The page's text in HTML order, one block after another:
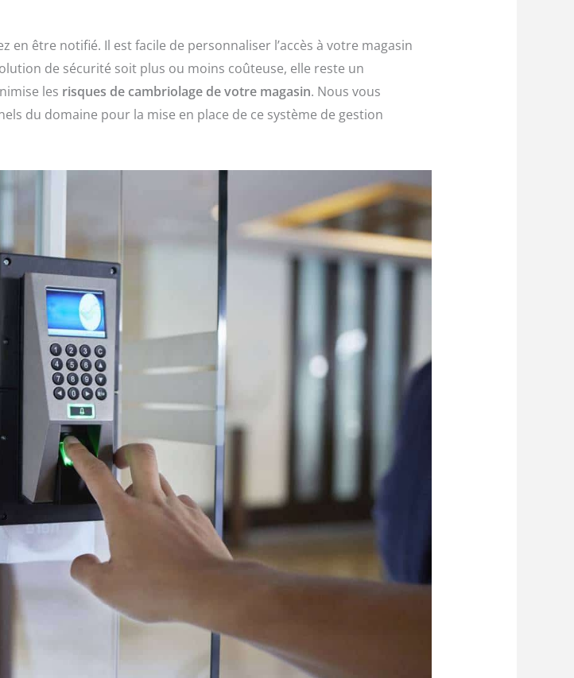
être notifié. Il est facile de personnaliser l’accès à votre magasin
de sécurité soit plus ou moins coûteuse, elle reste un
les risques de cambriolage de votre magasin. Nous vous
du domaine pour la mise en place de ce système de gestion